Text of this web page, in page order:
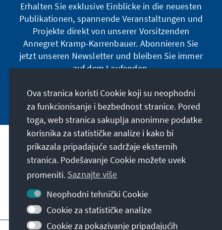
Erhalten Sie exklusive Einblicke in die neuesten
Publikationen, spannende Veranstaltungen und
Projekte direkt von unserer Vorsitzenden
Annegret Kramp-Karrenbauer. Abonnieren Sie
jetzt unseren Newsletter und bleiben Sie immer
auf dem Laufenden.
Jetzt abonnieren
Naša misija
Kontakt
Ostalo u ponudi naše fondacije
Ova stranica koristi Cookie koji su neophodni
za funkcionisanje i bezbednost stranice. Pored
toga, web stranica sakuplja anonimne podatke
korisnika za statističke analize i kako bi
prikazala pripadajuće sadržaje eksternih
stranica. Podešavanje Cookie možete uvek
promeniti. Saznajte više
Neophodni tehnički Cookie
Cookie za statističke analize
Cookie za pokazivanje pripadajućih